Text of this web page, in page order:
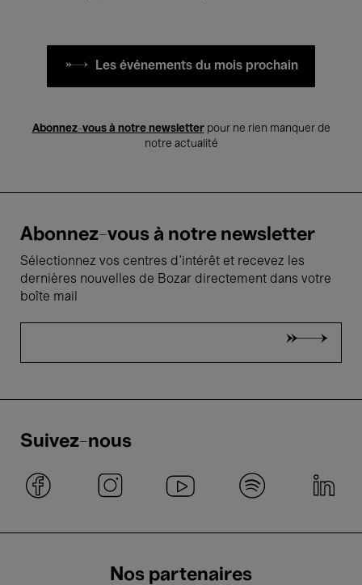
Les événements du mois prochain
Abonnez-vous à notre newsletterpour ne rien manquer de
notre actualité
Abonnez-vous à notre newsletter
Sélectionnez vos centres d'intérêt et recevez les
dernières nouvelles de Bozar directement dans votre
boîte mail
Suivez-nous
Nos partenaires